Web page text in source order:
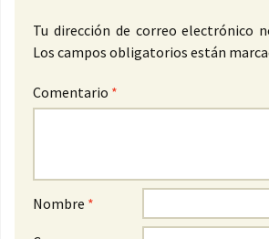
Tu dirección de correo electrónico
Los campos obligatorios están
Comentario *
Nombre *